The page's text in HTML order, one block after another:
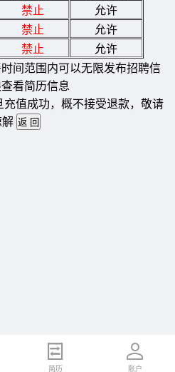
禁止
允许
禁止
允许
禁止
允许
间范围内可以无限发布招聘信
看简历信息
值成功，概不接受退款，敬请
简历 账户